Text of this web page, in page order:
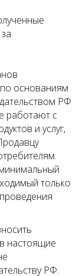
основаниям
РФ
работают с
и услуг,
только
настоящие
РФ.